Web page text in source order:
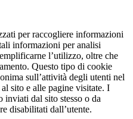
per raccogliere informazioni
informazioni per analisi
l’utilizzo, oltre che
Questo tipo di cookie
sull’attività degli utenti nel
sito e alle pagine visitate. I
inviati dal sito stesso o da
disabilitati dall’utente.